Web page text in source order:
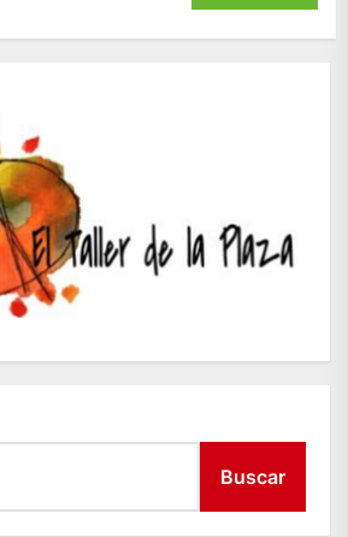
Buscar